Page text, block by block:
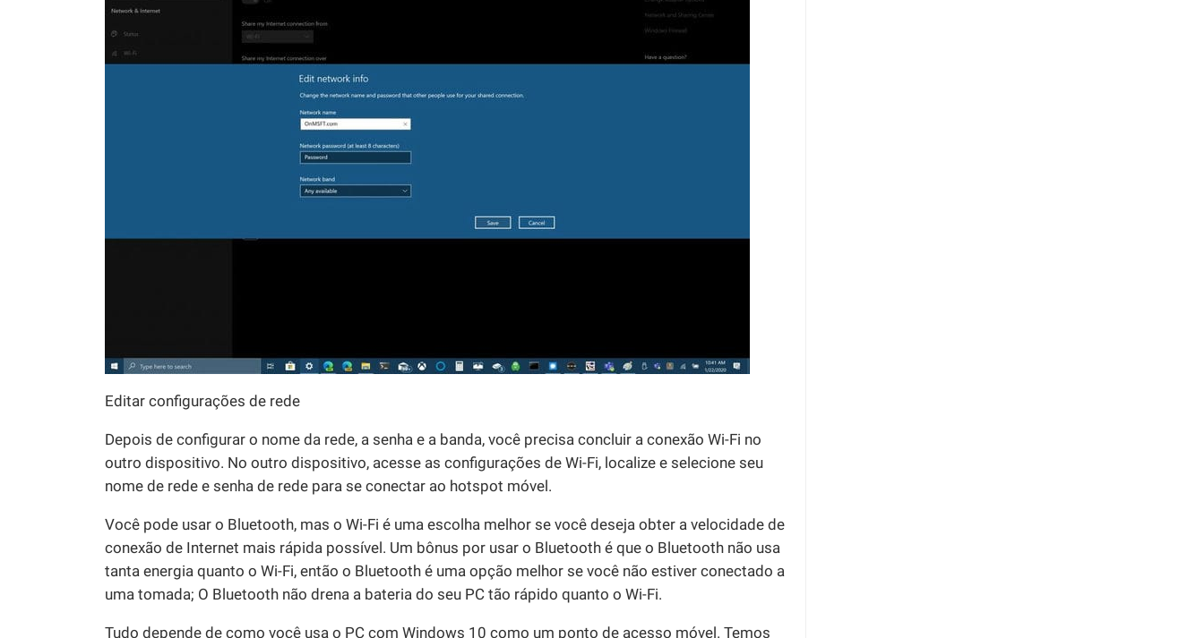
Editar configurações de rede
Depois de configurar o nome da rede, a senha e a banda, você precisa concluir a conexão Wi-Fi no
outro dispositivo. No outro dispositivo, acesse as configurações de Wi-Fi, localize e selecione seu
nome de rede e senha de rede para se conectar ao hotspot móvel.
Você pode usar o Bluetooth, mas o Wi-Fi é uma escolha melhor se você deseja obter a velocidade de
conexão de Internet mais rápida possível. Um bônus por usar o Bluetooth é que o Bluetooth não usa
tanta energia quanto o Wi-Fi, então o Bluetooth é uma opção melhor se você não estiver conectado a
uma tomada; O Bluetooth não drena a bateria do seu PC tão rápido quanto o Wi-Fi.
Tudo depende de como você usa o PC com Windows 10 como um ponto de acesso móvel. Temos